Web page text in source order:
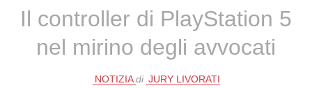
Il controller di PlayStation 5
nel mirino degli avvocati
NOTIZIA di JURY LIVORATI